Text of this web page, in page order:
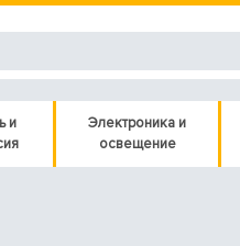
и
Электроника и
освещение